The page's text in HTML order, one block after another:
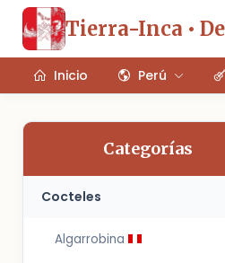
Tierra-Inca •
Inicio Perú
Categorías
Cocteles
Algarrobina